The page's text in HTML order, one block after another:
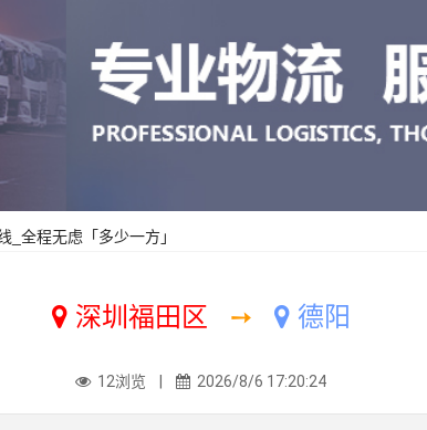
_全程无虑「多少一方」
深圳福田区 ➙ 德阳
12浏览 | 2026/8/6 17:20:24